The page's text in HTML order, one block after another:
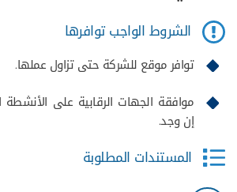
الشروط الواجب توافرها
توافر موقع للشركة حتى تزاول عملها.
موافقة الجهات الرقابية على الأنشطة
إن وجد.
المستندات المطلوبة